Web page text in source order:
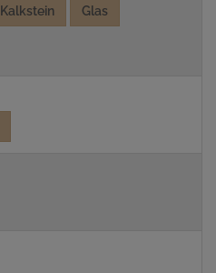
Kalkstein Glas